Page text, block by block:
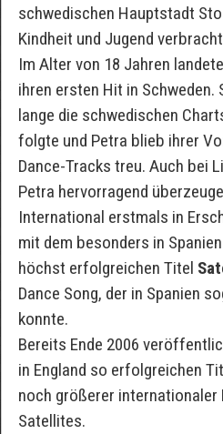
schwedischen Hauptstadt
Kindheit und Jugend
Im Alter von 18 Jahren
ihren ersten Hit in Schweden.
lange die schwedischen
folgte und Petra blieb ihrer
Dance-Tracks treu. Auch bei
Petra hervorragend
International erstmals in
mit dem besonders in
höchst erfolgreichen Titel
Dance Song, der in Spanien
konnte.
Bereits Ende 2006
in England so erfolgreichen
noch größerer internationaler
Satellites.